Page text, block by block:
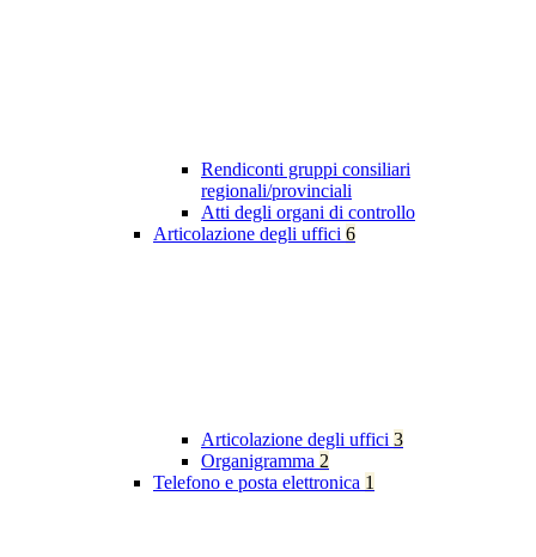
Rendiconti gruppi consiliari
regionali/provinciali
Atti degli organi di controllo
Articolazione degli uffici 6
Articolazione degli uffici 3
Organigramma 2
Telefono e posta elettronica 1